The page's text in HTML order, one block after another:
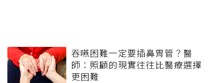
吞嚥困難一定要插鼻胃管？醫
師：照顧的現實往往比醫療選擇
更困難